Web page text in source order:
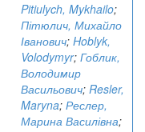
Pitiulych, Mykhailo;
Пітюлич, Михайло
Іванович; Hoblyk,
Volodymyr; Гоблик,
Володимир
Васильович; Resler,
Maryna; Реслер,
Марина Василівна;